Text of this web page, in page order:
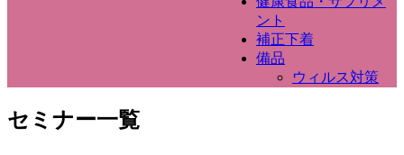
ント
補正下着
備品
ウィルス対策
セミナー一覧